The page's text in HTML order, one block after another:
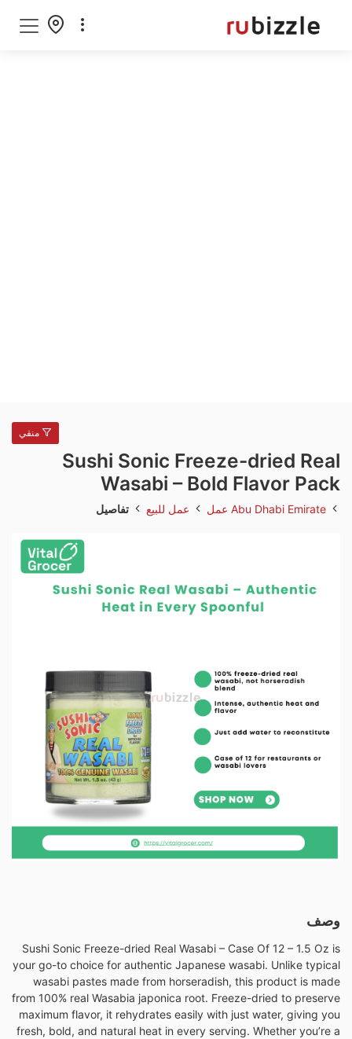
منقي
Sushi Sonic Freeze-dried Real
Wasabi – Bold Flavor Pack
Abu Dhabi Emirate عمل عمل للبيع تفاصيل
وصف
Sushi Sonic Freeze-dried Real Wasabi – Case Of 12 – 1.5 Oz is
your go-to choice for authentic Japanese wasabi. Unlike typical
wasabi pastes made from horseradish, this product is made
from 100% real Wasabia japonica root. Freeze-dried to preserve
maximum flavor, it rehydrates easily with just water, giving you
fresh, bold, and natural heat in every serving. Whether you’re a